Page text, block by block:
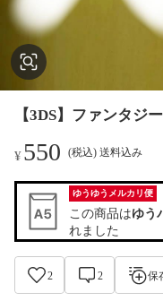
【3DS】ファンタジ
¥550 (税込) 送料込み
ゆうゆうメルカリ便
この商品はゆう
れました
2 2 保